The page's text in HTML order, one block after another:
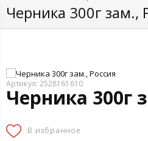
Черника 300г зам.,
Артикул: 2528161610
Черника 300г
В избранное